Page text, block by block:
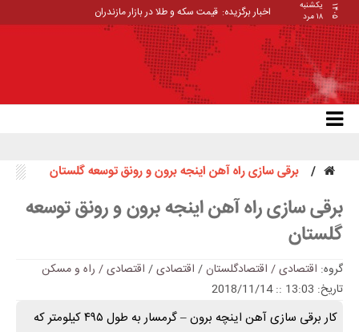
۱۴۰۵
یکشنبه
۱۸ مرد
اخبار برگزیده: _
برقی سازی راه آهن اینجه برون و رونق توسعه گلستان
برقی سازی راه آهن اینجه برون و رونق توسعه
گلستان
گروه: اقتصادی / اقتصادگلستان/ اقتصادی/ اقتصادی / راه و مسکن
تاریخ: 13:03 :: 2018/11/14
کار برقی سازی آهن اینچه برون – گرمسار به طول ۴۹۵ کیلومتر که